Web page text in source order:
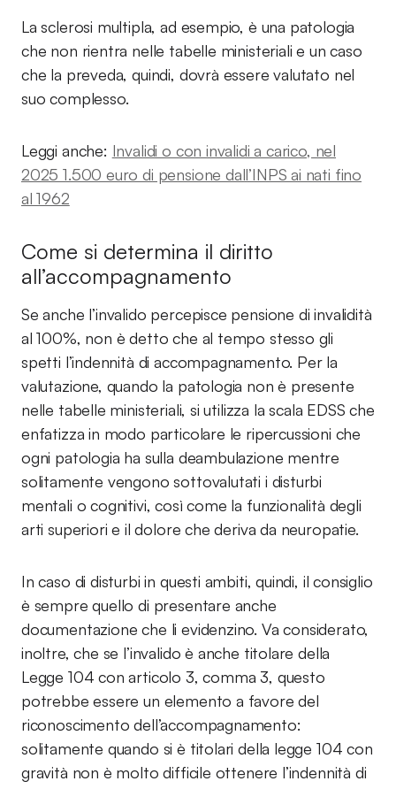
La sclerosi multipla, ad esempio, è una patologia
che non rientra nelle tabelle ministeriali e un caso
che la preveda, quindi, dovrà essere valutato nel
suo complesso.
Leggi anche: Invalidi o con invalidi a carico, nel
2025 1.500 euro di pensione dall’INPS ai nati fino
al 1962
Come si determina il diritto
all’accompagnamento
Se anche l’invalido percepisce pensione di invalidità
al 100%, non è detto che al tempo stesso gli
spetti l’indennità di accompagnamento. Per la
valutazione, quando la patologia non è presente
nelle tabelle ministeriali, si utilizza la scala EDSS che
enfatizza in modo particolare le ripercussioni che
ogni patologia ha sulla deambulazione mentre
solitamente vengono sottovalutati i disturbi
mentali o cognitivi, così come la funzionalità degli
arti superiori e il dolore che deriva da neuropatie.
In caso di disturbi in questi ambiti, quindi, il consiglio
è sempre quello di presentare anche
documentazione che li evidenzino. Va considerato,
inoltre, che se l’invalido è anche titolare della
Legge 104 con articolo 3, comma 3, questo
potrebbe essere un elemento a favore del
riconoscimento dell’accompagnamento:
solitamente quando si è titolari della legge 104 con
gravità non è molto difficile ottenere l’indennità di